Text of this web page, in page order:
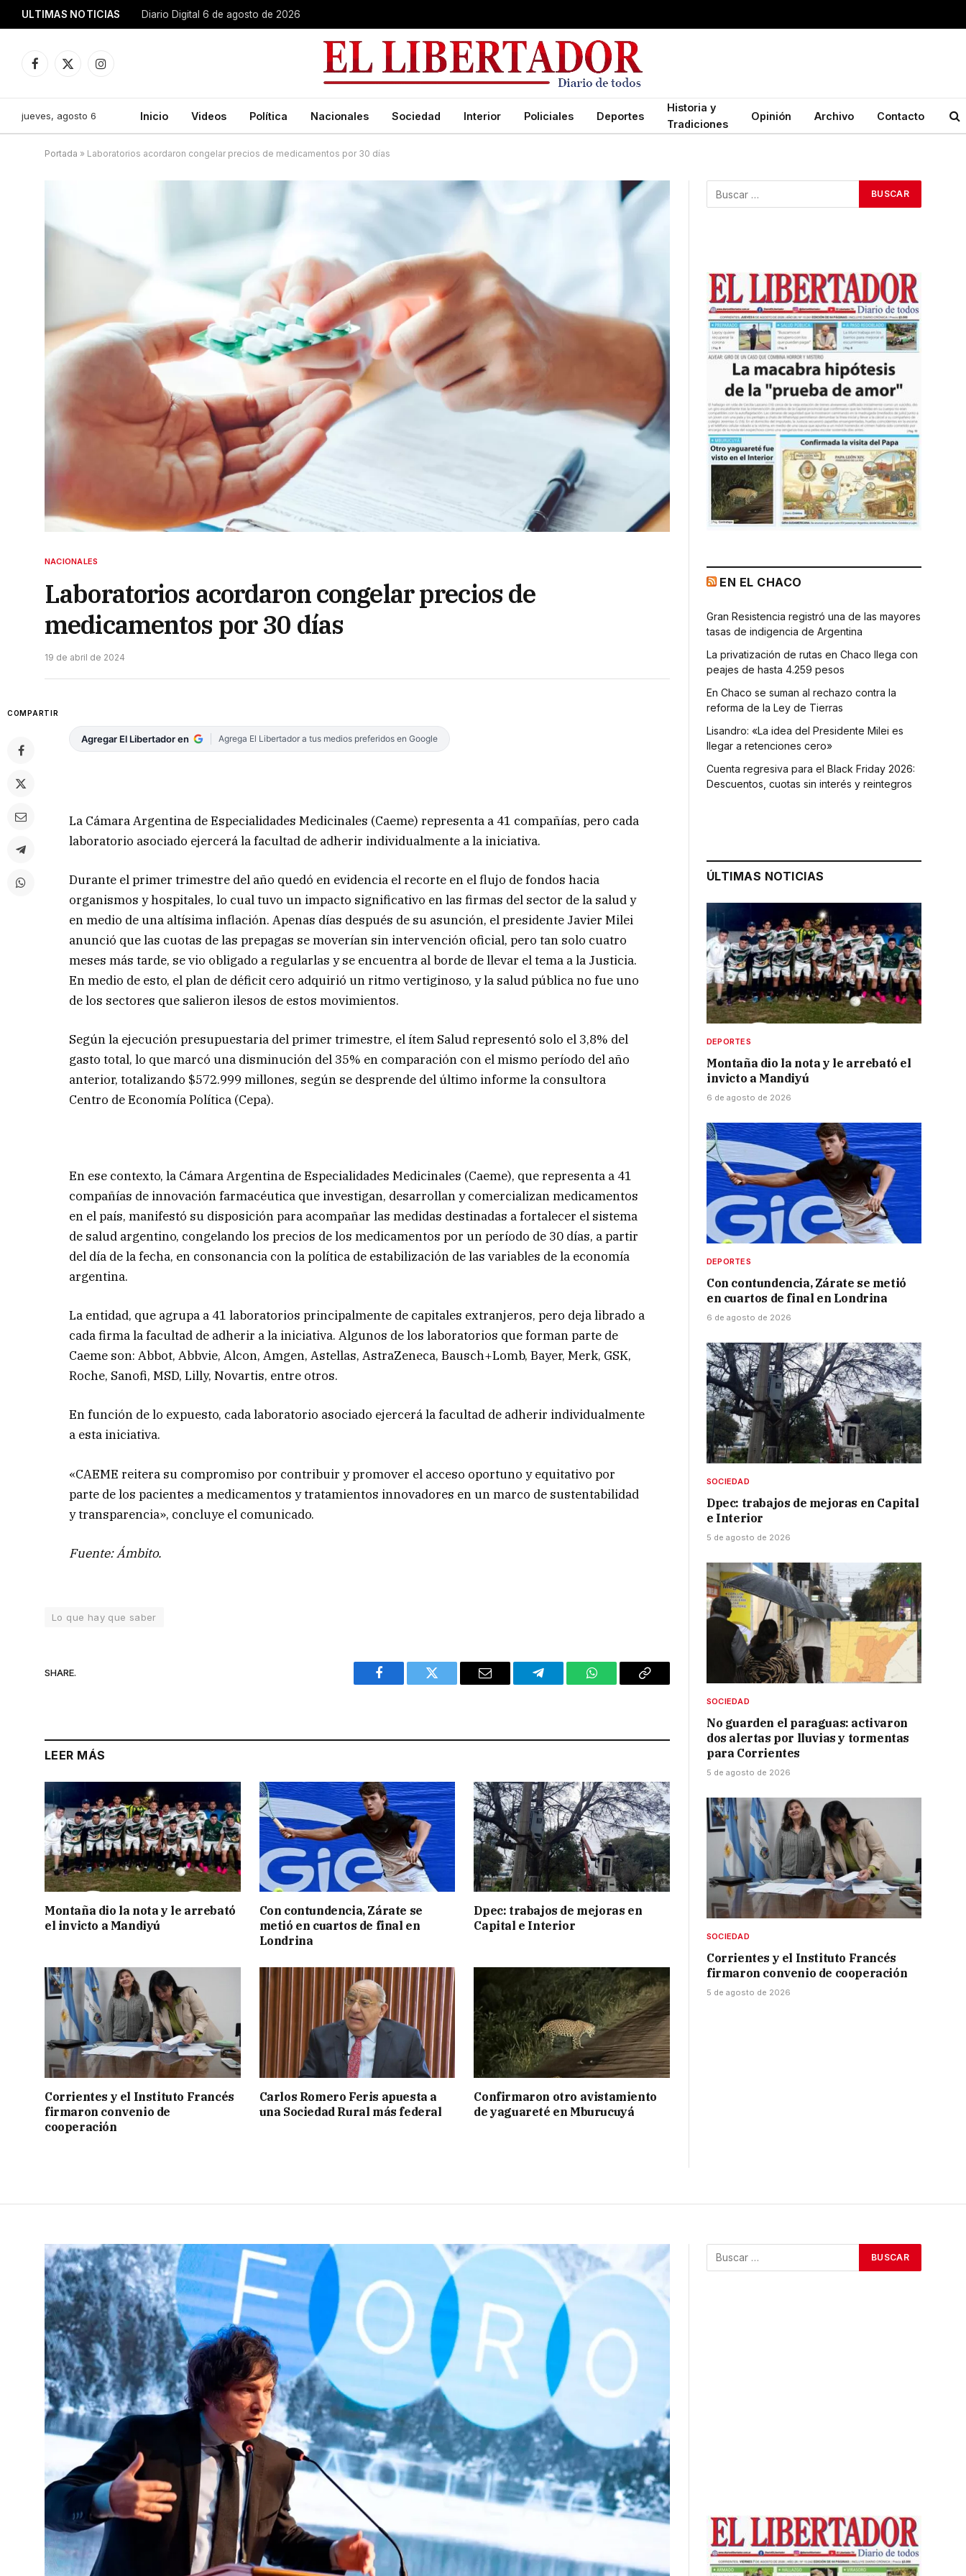
ULTIMAS NOTICIAS Diario Digital 6 de agosto de 2026
Facebook
X
Instagram
jueves, agosto 6 Inicio Videos Política Nacionales Sociedad Interior Policiales Deportes
Historia y
Tradiciones
Opinión Archivo Contacto
Portada » Laboratorios acordaron congelar precios de medicamentos por 30 días
NACIONALES
Laboratorios acordaron congelar precios de
medicamentos por 30 días
19 de abril de 2024
COMPARTIR
Agregar El Libertador en Agrega El Libertador a tus medios preferidos en Google
La Cámara Argentina de Especialidades Medicinales (Caeme) representa a 41 compañías, pero cada
laboratorio asociado ejercerá la facultad de adherir individualmente a la iniciativa.
Durante el primer trimestre del año quedó en evidencia el recorte en el flujo de fondos hacia
organismos y hospitales, lo cual tuvo un impacto significativo en las firmas del sector de la salud y
en medio de una altísima inflación. Apenas días después de su asunción, el presidente Javier Milei
anunció que las cuotas de las prepagas se moverían sin intervención oficial, pero tan solo cuatro
meses más tarde, se vio obligado a regularlas y se encuentra al borde de llevar el tema a la Justicia.
En medio de esto, el plan de déficit cero adquirió un ritmo vertiginoso, y la salud pública no fue uno
de los sectores que salieron ilesos de estos movimientos.
Según la ejecución presupuestaria del primer trimestre, el ítem Salud representó solo el 3,8% del
gasto total, lo que marcó una disminución del 35% en comparación con el mismo período del año
anterior, totalizando $572.999 millones, según se desprende del último informe la consultora
Centro de Economía Política (Cepa).
En ese contexto, la Cámara Argentina de Especialidades Medicinales (Caeme), que representa a 41
compañías de innovación farmacéutica que investigan, desarrollan y comercializan medicamentos
en el país, manifestó su disposición para acompañar las medidas destinadas a fortalecer el sistema
de salud argentino, congelando los precios de los medicamentos por un período de 30 días, a partir
del día de la fecha, en consonancia con la política de estabilización de las variables de la economía
argentina.
La entidad, que agrupa a 41 laboratorios principalmente de capitales extranjeros, pero deja librado a
cada firma la facultad de adherir a la iniciativa. Algunos de los laboratorios que forman parte de
Caeme son: Abbot, Abbvie, Alcon, Amgen, Astellas, AstraZeneca, Bausch+Lomb, Bayer, Merk, GSK,
Roche, Sanofi, MSD, Lilly, Novartis, entre otros.
En función de lo expuesto, cada laboratorio asociado ejercerá la facultad de adherir individualmente
a esta iniciativa.
«CAEME reitera su compromiso por contribuir y promover el acceso oportuno y equitativo por
parte de los pacientes a medicamentos y tratamientos innovadores en un marco de sustentabilidad
y transparencia», concluye el comunicado.
Fuente: Ámbito.
Lo que hay que saber
SHARE.
Facebook Twitter Email Telegram WhatsAppCopy
LEER MÁS
Montaña dio la nota y le arrebató
el invicto a Mandiyú
Con contundencia, Zárate se
metió en cuartos de final en
Londrina
Dpec: trabajos de mejoras en
Capital e Interior
Corrientes y el Instituto Francés
firmaron convenio de
cooperación
Carlos Romero Feris apuesta a
una Sociedad Rural más federal
Confirmaron otro avistamiento
de yaguareté en Mburucuyá
EN EL CHACO
Gran Resistencia registró una de las mayores
tasas de indigencia de Argentina
La privatización de rutas en Chaco llega con
peajes de hasta 4.259 pesos
En Chaco se suman al rechazo contra la
reforma de la Ley de Tierras
Lisandro: «La idea del Presidente Milei es
llegar a retenciones cero»
Cuenta regresiva para el Black Friday 2026:
Descuentos, cuotas sin interés y reintegros
ÚLTIMAS NOTICIAS
DEPORTES
Montaña dio la nota y le arrebató el
invicto a Mandiyú
6 de agosto de 2026
DEPORTES
Con contundencia, Zárate se metió
en cuartos de final en Londrina
6 de agosto de 2026
SOCIEDAD
Dpec: trabajos de mejoras en Capital
e Interior
5 de agosto de 2026
SOCIEDAD
No guarden el paraguas: activaron
dos alertas por lluvias y tormentas
para Corrientes
5 de agosto de 2026
SOCIEDAD
Corrientes y el Instituto Francés
firmaron convenio de cooperación
5 de agosto de 2026